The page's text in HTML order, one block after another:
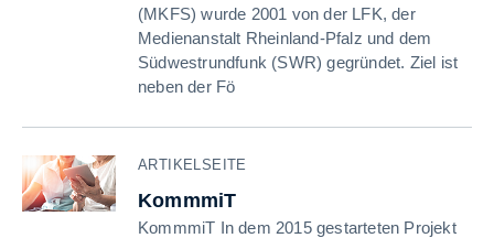
(MKFS) wurde 2001 von der LFK, der
Medienanstalt Rheinland-Pfalz und dem
Südwestrundfunk (SWR) gegründet. Ziel ist
neben der Fö
ARTIKELSEITE
KommmiT
KommmiT In dem 2015 gestarteten Projekt